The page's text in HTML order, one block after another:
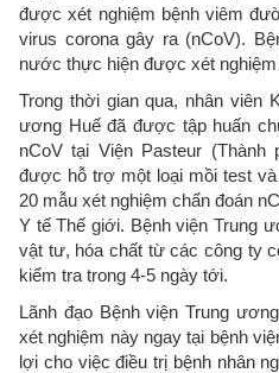
được xét nghiệm bệnh viêm
virus corona gây ra (nCoV).
nước thực hiện được xét nghiệm
Trong thời gian qua, nhân viên
ương Huế đã được tập huấn
nCoV tại Viện Pasteur
được hỗ trợ một loại mồi test
20 mẫu xét nghiệm chẩn đoán
Y tế Thế giới. Bệnh viện Trung
vật tư, hóa chất từ các công ty
kiểm tra trong 4-5 ngày tới.
Lãnh đạo Bệnh viện Trung
xét nghiệm này ngay tại bệnh
lợi cho việc điều trị bệnh nhân